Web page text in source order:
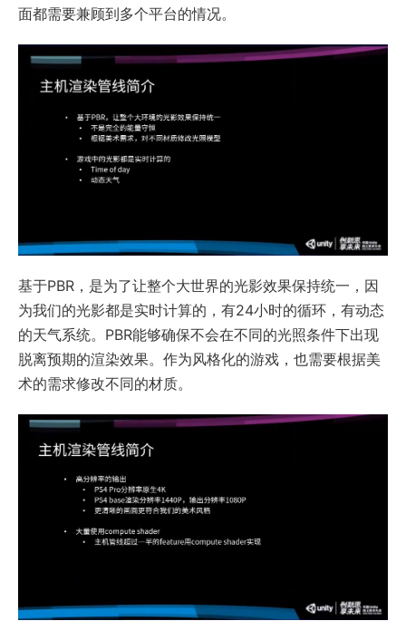
面都需要兼顾到多个平台的情况。
基于PBR，是为了让整个大世界的光影效果保持统一，因
为我们的光影都是实时计算的，有24小时的循环，有动态
的天气系统。PBR能够确保不会在不同的光照条件下出现
脱离预期的渲染效果。作为风格化的游戏，也需要根据美
术的需求修改不同的材质。